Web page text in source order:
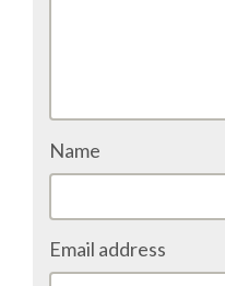
COME TO BILBAO
Name
Email address